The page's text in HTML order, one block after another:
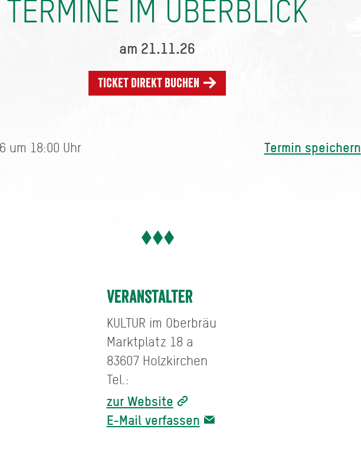
TERMINE IM ÜBERBLICK
am 21.11.26
Ticket direkt buchen
um 18:00 Uhr Termin speichern
Veranstalter
KULTUR im Oberbräu
Marktplatz 18 a
83607 Holzkirchen
Tel.:
zur Website
E-Mail verfassen